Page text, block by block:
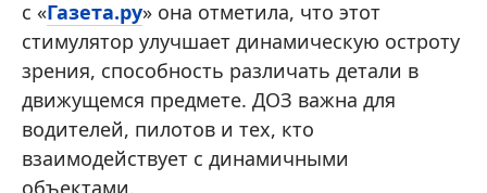
с «Газета.ру» она отметила, что этот
стимулятор улучшает динамическую остроту
зрения, способность различать детали в
движущемся предмете. ДОЗ важна для
водителей, пилотов и тех, кто
взаимодействует с динамичными
объектами.